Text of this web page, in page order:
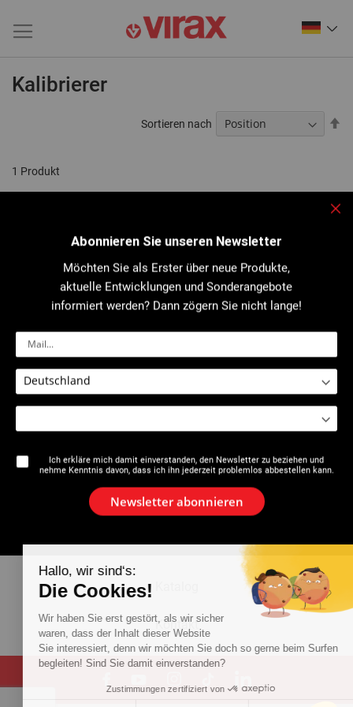
Kalibrierer
1 Produkt
Sortieren nach
2212 : Kalibrierer 16-63 mm
Die Marke
Aktuelles
Newsletter
Kontakt
Abonnieren Sie unseren Newsletter
Möchten Sie als Erster über neue Produkte,
aktuelle Entwicklungen und Sonderangebote
informiert werden? Dann zögern Sie nicht lange!
Ich erkläre mich damit einverstanden, den Newsletter zu beziehen und
nehme Kenntnis davon, dass ich ihn jederzeit problemlos abbestellen kann.
Newsletter abonnieren
Hallo, wir sind‘s:
Die Cookies!
Wir haben Sie erst gestört, als wir sicher
waren, dass der Inhalt dieser Website
Sie interessiert, denn wir möchten Sie doch so gerne beim Surfen
begleiten! Sind Sie damit einverstanden?
Zustimmungen zertifiziert von